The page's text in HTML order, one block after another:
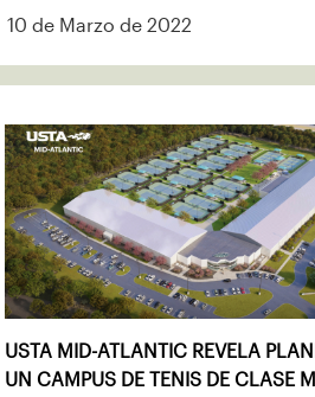
10 de Marzo de 2022
USTA MID-ATLANTIC REVELA
UN CAMPUS DE TENIS DE CLASE